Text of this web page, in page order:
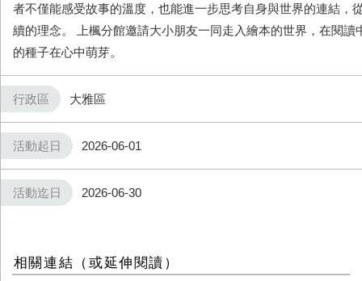
者不僅能感受故事的溫度，也能進一步思考自身與世界的連結，
續的理念。 上楓分館邀請大小朋友一同走入繪本的世界，在閱讀
的種子在心中萌芽。
行政區 大雅區
活動起日 2026-06-01
活動迄日 2026-06-30
相關連結（或延伸閱讀）